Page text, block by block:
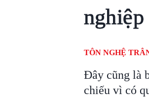
TÔN NGHỆ
Đây cũng là
chiếu vì có